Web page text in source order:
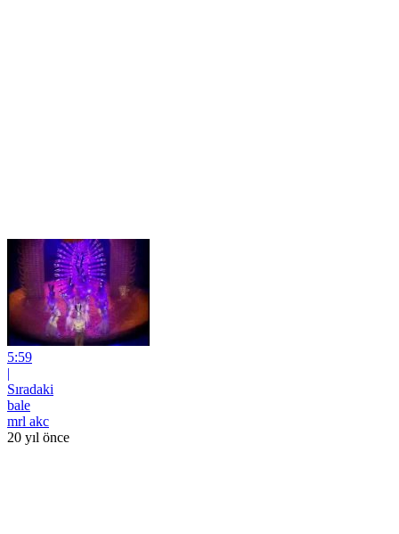
5:59
|
Sıradaki
bale
mrl akc
20 yıl önce